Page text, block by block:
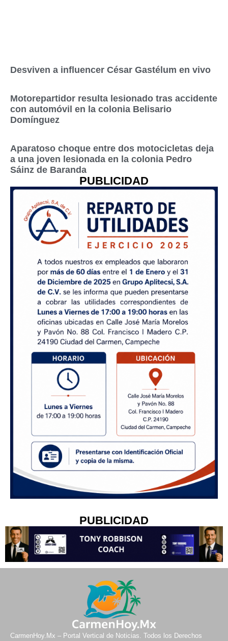
Desviven a influencer César Gastélum en vivo
Motorepartidor resulta lesionado tras accidente
con automóvil en la colonia Belisario
Domínguez
Aparatoso choque entre dos motocicletas deja
a una joven lesionada en la colonia Pedro
Sáinz de Baranda
PUBLICIDAD
PUBLICIDAD
CarmenHoy.Mx – Portal Vertical de Noticias. Todos los Derechos